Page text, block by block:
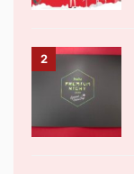
2